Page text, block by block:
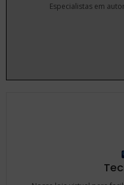
Especialistas em